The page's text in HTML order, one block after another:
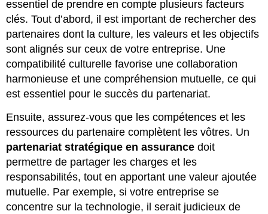
essentiel de prendre en compte plusieurs facteurs
clés. Tout d’abord, il est important de rechercher des
partenaires dont la culture, les valeurs et les objectifs
sont alignés sur ceux de votre entreprise. Une
compatibilité culturelle favorise une collaboration
harmonieuse et une compréhension mutuelle, ce qui
est essentiel pour le succès du partenariat.
Ensuite, assurez-vous que les compétences et les
ressources du partenaire complètent les vôtres. Un
partenariat stratégique en assurance doit
permettre de partager les charges et les
responsabilités, tout en apportant une valeur ajoutée
mutuelle. Par exemple, si votre entreprise se
concentre sur la technologie, il serait judicieux de